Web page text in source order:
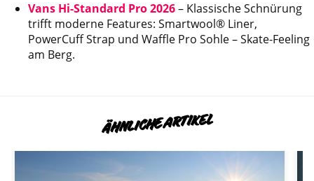
Vans Hi-Standard Pro 2026– Klassische Schnürung
trifft moderne Features: Smartwool® Liner,
PowerCuff Strap und Waffle Pro Sohle – Skate-Feeling
am Berg.
ÄHNLICHE ARTIKEL